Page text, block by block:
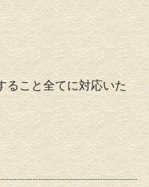
ること全てに対応いた